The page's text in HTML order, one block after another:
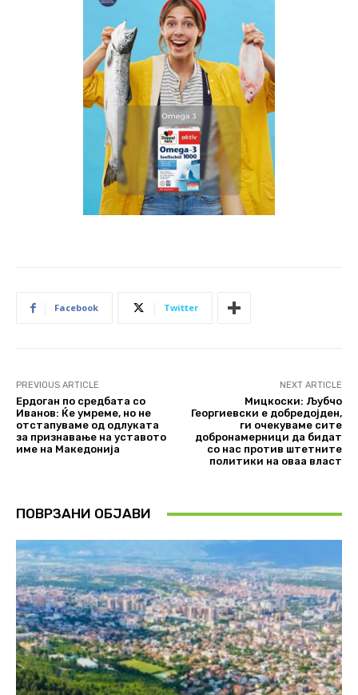
Facebook Twitter
PREVIOUS ARTICLE
Ердоган по средбата со
Иванов: Ќе умреме, но не
отстапуваме од одлуката
за признавање на уставото
име на Македонија
NEXT ARTICLE
Мицкоски: Љубчо
Георгиевски е добредојден,
ги очекуваме сите
добронамерници да бидат
со нас против штетните
политики на оваа власт
ПОВРЗАНИ ОБЈАВИ